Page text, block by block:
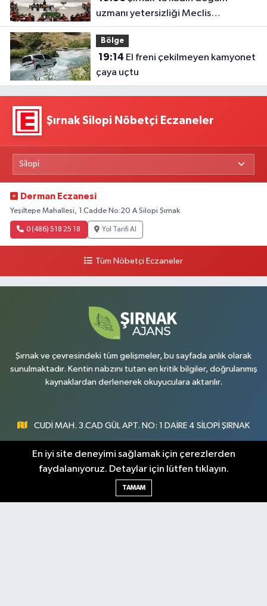
uzmanı yetersizliği Meclis
gündeminde
Bölge
19:14
çaya uçtu
Şırnak Silopi Nöbetçi Eczaneler
Derman Eczanesi
Yeşiltepe Mahallesi, 1.Cadde No:20 A Silopi Şırnak
0 (486) 518 25 18 Yol Tarifi Al
Tüm Nöbetçi Eczaneler
Şırnak ve çevresindeki tüm gelişmeler, bu sayfada anlık olarak
sunulmaktadır. Kentin nabzını tutan en kritik bilgiler, doğrulanmış
kaynaklardan derlenerek okuyuculara aktarılır.
CUDİ MAH. 3.CAD GÜL APT. NO: 1 DAİRE 4 SİLOPİ ŞIRNAK
0547 300 73 73
[email protected]
En iyi site deneyimi sağlamak için çerezlerden
faydalanıyoruz. Detaylar için lütfen tıklayın.
TAMAM